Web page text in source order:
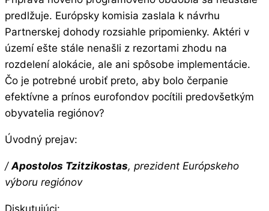
predlžuje. Európsky komisia zaslala k návrhu
Partnerskej dohody rozsiahle pripomienky. Aktéri v
území ešte stále nenašli z rezortami zhodu na
rozdelení alokácie, ale ani spôsobe implementácie.
Čo je potrebné urobiť preto, aby bolo čerpanie
efektívne a prínos eurofondov pocítili predovšetkým
obyvatelia regiónov?
Úvodný prejav:
/ Apostolos Tzitzikostas, prezident Európskeho
výboru regiónov
Diskutujúci: